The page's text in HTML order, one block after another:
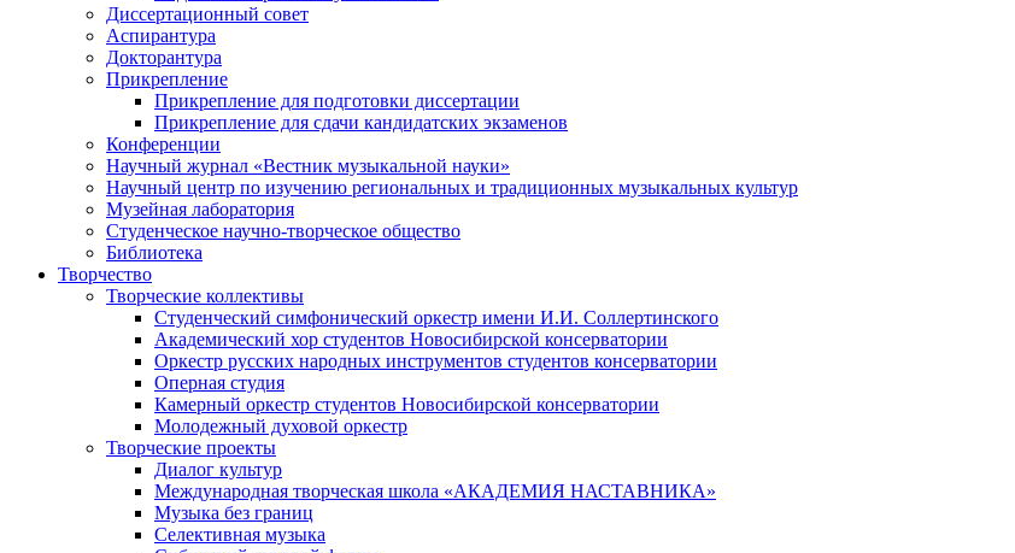
Диссертационный совет
Аспирантура
Докторантура
Прикрепление
Прикрепление для подготовки диссертации
Прикрепление для сдачи кандидатских экзаменов
Конференции
Научный журнал «Вестник музыкальной науки»
Научный центр по изучению региональных и традиционных музыкальных культур
Музейная лаборатория
Студенческое научно-творческое общество
Библиотека
Творчество
Творческие коллективы
Студенческий симфонический оркестр имени И.И. Соллертинского
Академический хор студентов Новосибирской консерватории
Оркестр русских народных инструментов студентов консерватории
Оперная студия
Камерный оркестр студентов Новосибирской консерватории
Молодежный духовой оркестр
Творческие проекты
Диалог культур
Международная творческая школа «АКАДЕМИЯ НАСТАВНИКА»
Музыка без границ
Селективная музыка